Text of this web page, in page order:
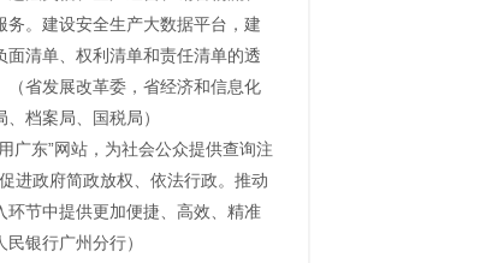
。建设安全生产大数据平台，建
清单、权利清单和责任清单的透
省发展改革委，省经济和信息化
档案局、国税局）
东”网站，为社会公众提供查询注
进政府简政放权、依法行政。推动
节中提供更加便捷、高效、精准
银行广州分行）